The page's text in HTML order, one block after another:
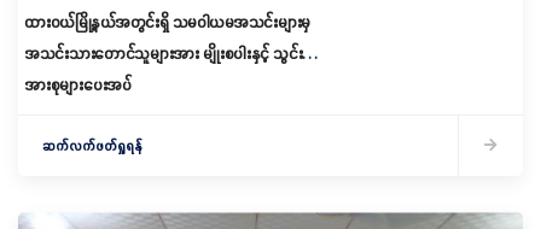
ထားဝယ်မြို့နယ်အတွင်းရှိ သမဝါယမအသင်းများမှ
အသင်းသားတောင်သူများအား မျိုးစပါးနှင့် သွင်း
အားစုများပေးအပ်
ဆက်လက်ဖတ်ရှုရန်